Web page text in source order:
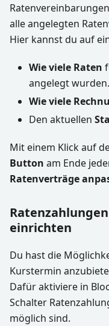
alle angelegten
Hier kannst du auf
Wie viele Raten
angelegt wurden.
Wie viele
Den aktuellen
Mit einem Klick auf
Button am Ende
Ratenverträge
einrichten
Du hast die
Kurstermin
Dafür aktiviere in
Schalter
möglich sind.